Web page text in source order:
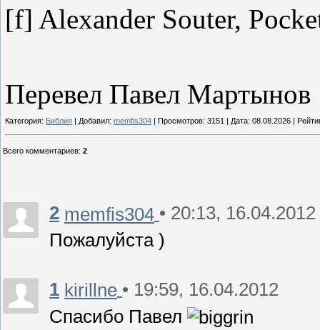
[f] Alexander Souter,
Перевел Павел Мартынов
Категория: Библия | Добавил: memfis304 | Просмотров: 3151 | Дата: 08.08.2026 |
Всего комментариев: 2
2 memfis304 • 20:13, 16.04.2012
Пожалуйста )
1 kirillne • 19:59, 16.04.2012
Спасибо Павел